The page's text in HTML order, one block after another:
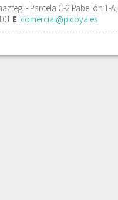
- Parcela C-2 Pabellón 1-
E: comercial@picoya.es